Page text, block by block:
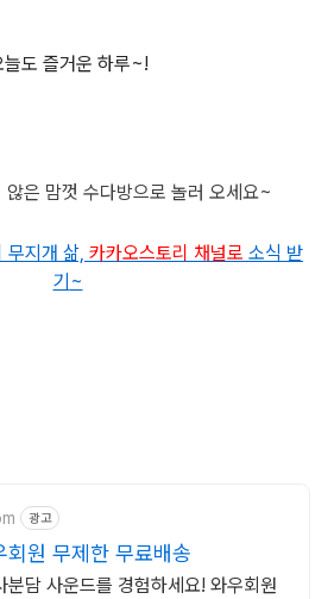
늘도 즐거운 하루~!
않은 맘껏 수다방으로 놀러 오세요~
지개 삶, 카카오스토리 채널로 소식 받
기 ~
광고
원 무제한 무료배송
분담 사운드를 경험하세요! 와우회원